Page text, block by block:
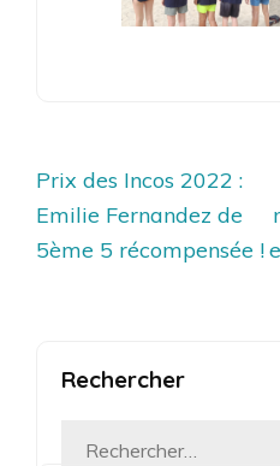
Navigation
de
l’article
Prix des Incos 2022 :
Emilie Fernandez de
5ème 5 récompensée !
Rechercher
Rechercher :